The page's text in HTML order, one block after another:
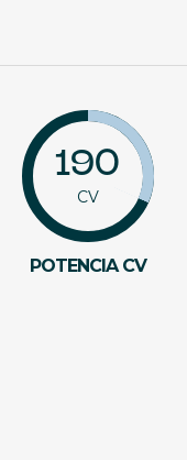
190
CV
POTENCIA CV